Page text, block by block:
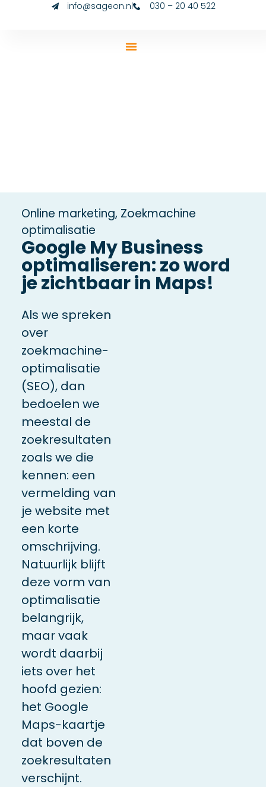
info@sageon.nl 030 – 20 40 522
Online marketing, Zoekmachine
optimalisatie
Google My Business
optimaliseren: zo word
je zichtbaar in Maps!
Als we spreken
over
zoekmachine-
optimalisatie
(SEO), dan
bedoelen we
meestal de
zoekresultaten
zoals we die
kennen: een
vermelding van
je website met
een korte
omschrijving.
Natuurlijk blijft
deze vorm van
optimalisatie
belangrijk,
maar vaak
wordt daarbij
iets over het
hoofd gezien:
het Google
Maps-kaartje
dat boven de
zoekresultaten
verschijnt.